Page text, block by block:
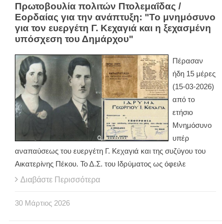
Πρωτοβουλία πολιτών Πτολεμαΐδας /
Εορδαίας για την ανάπτυξη: "Το μνημόσυνο
για τον ευεργέτη Γ. Κεχαγιά και η ξεχασμένη
υπόσχεση του Δημάρχου"
Πέρασαν
ήδη 15 μέρες
(15-03-2026)
από το
ετήσιο
Μνημόσυνο
υπέρ
αναπαύσεως του ευεργέτη Γ. Κεχαγιά και της συζύγου του
Αικατερίνης Πέκου. Το Δ.Σ. του Ιδρύματος ως όφειλε
Διαβάστε Περισσότερα
30 Μάρτιος 2026